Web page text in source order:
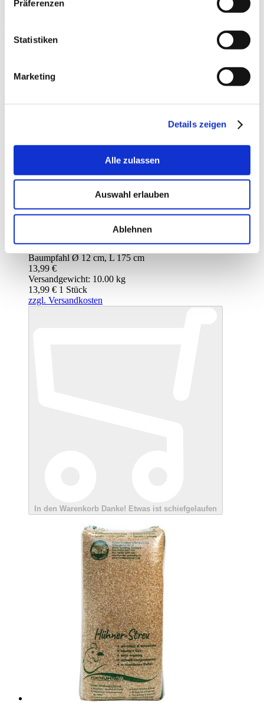
Präferenzen
Statistiken
Marketing
Details zeigen
Alle zulassen
Auswahl erlauben
Ablehnen
Ähnliche Artikel
BAUMPFAHL Ø 12 CM, L 175 CM
Baumpfahl Ø 12 cm, L 175 cm
13,99 €
Versandgewicht: 10.00 kg
13,99 € 1 Stück
zzgl. Versandkosten
In den Warenkorb Danke! Etwas ist schiefgelaufen